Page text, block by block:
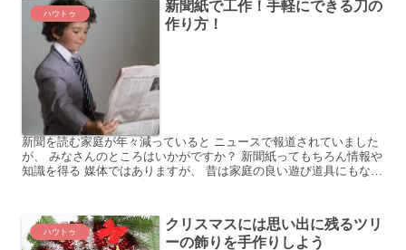
ハウトゥ
新聞紙で工作！手軽にできる刀の
作り方！
新聞を読む家庭が年々減っていると ニュースで報道されていました
が、 みなさんのところはいかがですか？ 新聞紙ってもちろん情報や
知識を得る 媒体ではありますが、 昔は家庭の良い遊び道具にもなり
ハウトゥ
クリスマスには思い出に残るツリ
ーの飾りを手作りしよう